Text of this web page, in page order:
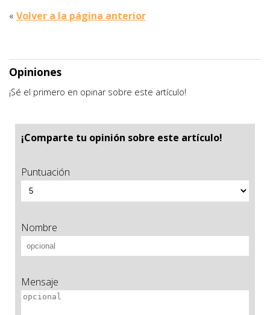
« Volver a la página anterior
Opiniones
¡Sé el primero en opinar sobre este artículo!
¡Comparte tu opinión sobre este artículo!
Puntuación
Nombre
Mensaje